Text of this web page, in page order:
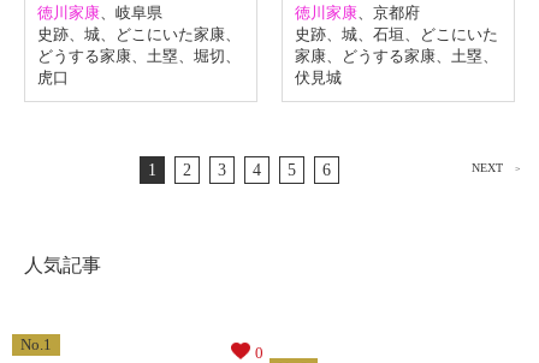
徳川家康
岐阜県
史跡
城 どこにいた家康
どうする家康
土塁 堀切
虎口
徳川家康
京都府
史跡
城 石垣
どこにいた
家康
どうする家康 土塁
伏見城
1 2 3 4 5 6 NEXT >
人気記事
0